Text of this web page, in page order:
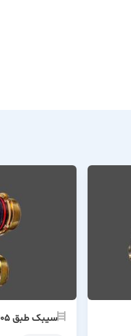
سیبک طبق ۴۰۵